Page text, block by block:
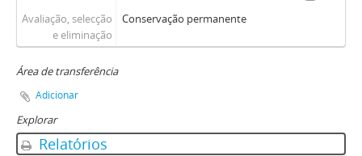
Avaliação, selecção
e eliminação
Conservação permanente
Área de transferência
Adicionar
Explorar
Relatórios